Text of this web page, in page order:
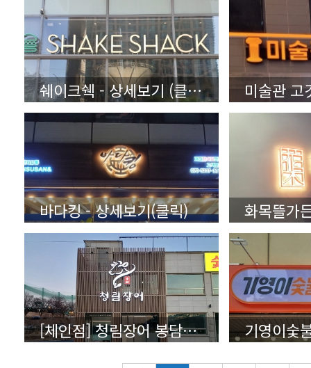
쉐이크쉑 - 상세보기 (클릭)
바다킹 - 상세보기(클릭)
[체인점] 청림장어 봉담점 - 상세보기 (클릭)